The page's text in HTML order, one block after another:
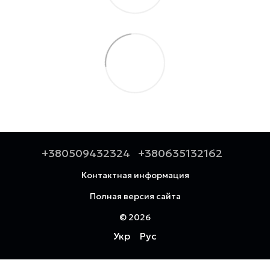
+380509432324 +380635132162
Контактная информация
Полная версия сайта
© 2026
Укр Рус